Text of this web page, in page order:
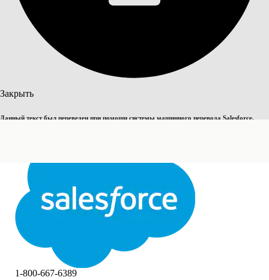
Закрыть
Данный текст был переведен при помощи системы машинного перевода Salesforce.
Закрыть
1-800-667-6389